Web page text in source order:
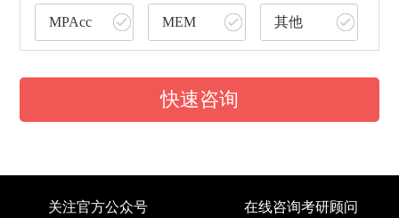
MPAcc MEM 其他
快速咨询
关注官方公众号 在线咨询考研顾问